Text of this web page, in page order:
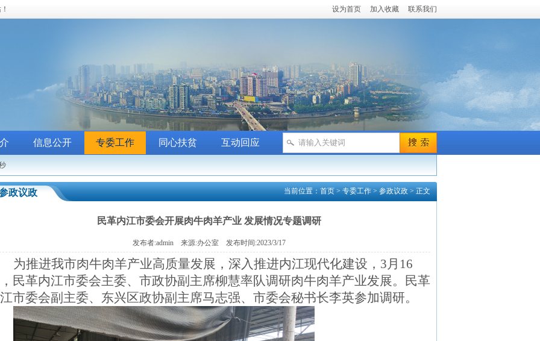
设为首页 加入收藏 联系我们
信息公开 专委工作 同心扶贫 互动回应
政议政 当前位置： 首页 > 专委工作 > 参政议政 > 正文
民革内江市委会开展肉牛肉羊产业 发展情况专题调研
发布者:admin 来源:办公室 发布时间:2023/3/17
为推进我市肉牛肉羊产业高质量发展，深入推进内江现代化建设， 3月16
民革内江市委会主委、市政协副主席柳慧率队调研肉牛肉羊产业发展。民革
市委会副主委、东兴区政协副主席马志强、市委会秘书长李英参加调研。